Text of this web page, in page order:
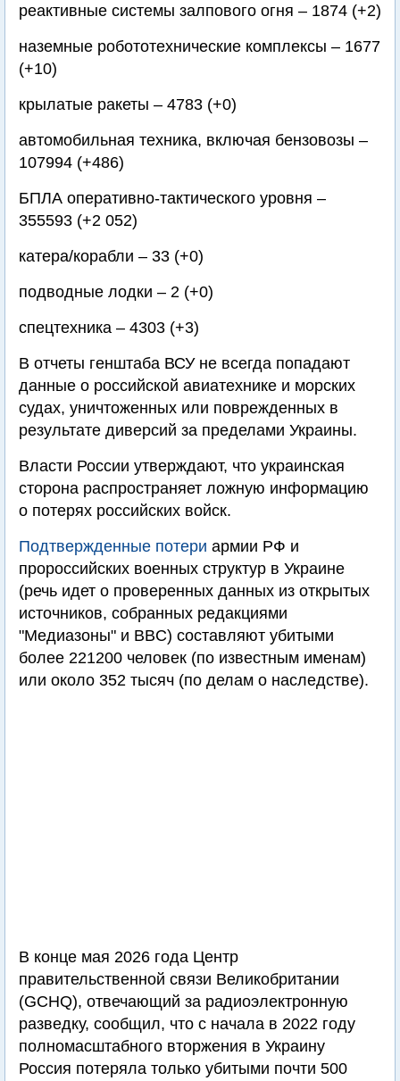
реактивные системы залпового огня – 1874 (+2)
наземные робототехнические комплексы – 1677
(+10)
крылатые ракеты – 4783 (+0)
автомобильная техника, включая бензовозы –
107994 (+486)
БПЛА оперативно-тактического уровня –
355593 (+2 052)
катера/корабли – 33 (+0)
подводные лодки – 2 (+0)
спецтехника – 4303 (+3)
В отчеты генштаба ВСУ не всегда попадают
данные о российской авиатехнике и морских
судах, уничтоженных или поврежденных в
результате диверсий за пределами Украины.
Власти России утверждают, что украинская
сторона распространяет ложную информацию
о потерях российских войск.
Подтвержденные потери армии РФ и
пророссийских военных структур в Украине
(речь идет о проверенных данных из открытых
источников, собранных редакциями
"Медиазоны" и BBC) составляют убитыми
более 221200 человек (по известным именам)
или около 352 тысяч (по делам о наследстве).
В конце мая 2026 года Центр
правительственной связи Великобритании
(GCHQ), отвечающий за радиоэлектронную
разведку, сообщил, что с начала в 2022 году
полномасштабного вторжения в Украину
Россия потеряла только убитыми почти 500